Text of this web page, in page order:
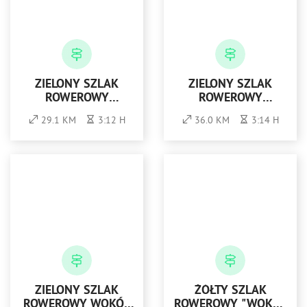
ZIELONY SZLAK
ROWEROWY
DOOKOŁA OPATOWA
29.1 KM 3:12 H
ZIELONY SZLAK
ROWEROWY
DOOKOŁA RAKOWA
36.0 KM 3:14 H
ZIELONY SZLAK
ŻÓŁTY SZLAK